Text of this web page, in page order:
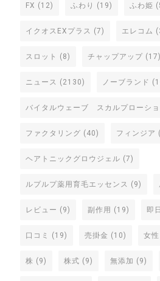
FX (12) ふわり (19) ふわ姫
イクオスEXプラス (7) エレコム
スロット (8) チャップアップ (17)
ニュース (2130) ノーブランド
バイタルウェーブ スカルプローショ
ファクタリング (40) フィンジア
ヘアトニックグロウジェル (7)
ルプルプ薬用育毛エッセンス (9)
レビュー (9) 副作用 (19) 即
口コミ (19) 売掛金 (10) 女性
株 (9) 株式 (9) 無添加 (9)